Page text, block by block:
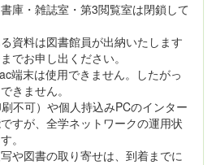
庫・雑誌室・第3閲覧室は閉鎖して
資料は図書館員が出納いたします
でお申し出ください。
端末は使用できません。したがっ
きません。
不可）や個人持込みPCのインター
すが、全学ネットワークの運用状
。
や図書の取り寄せは、到着までに